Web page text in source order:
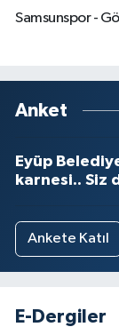
Samsunspor -
Anket
Eyüp
karnesi.. Siz
Ankete Katıl
E-Dergiler